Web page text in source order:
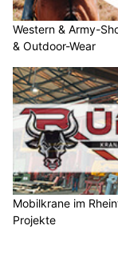
& Outdoor-Wear
Mobilkrane im
Projekte